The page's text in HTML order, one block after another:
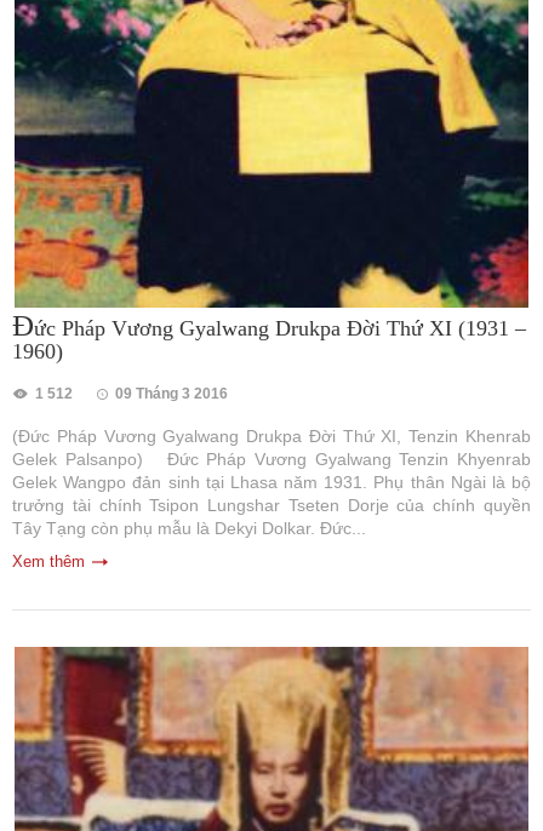
Đức Pháp Vương Gyalwang Drukpa Đời Thứ XI (1931 –
1960)
1 512 09 Tháng 3 2016
(Đức Pháp Vương Gyalwang Drukpa Đời Thứ XI, Tenzin Khenrab
Gelek Palsanpo) Đức Pháp Vương Gyalwang Tenzin Khyenrab
Gelek Wangpo đản sinh tại Lhasa năm 1931. Phụ thân Ngài là bộ
trưởng tài chính Tsipon Lungshar Tseten Dorje của chính quyền
Tây Tạng còn phụ mẫu là Dekyi Dolkar. Đức...
Xem thêm